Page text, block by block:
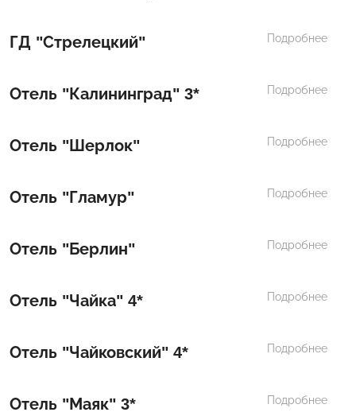
ГД "Стрелецкий" Подробнее
Отель "Калининград" 3* Подробнее
Отель "Шерлок" Подробнее
Отель "Гламур" Подробнее
Отель "Берлин" Подробнее
Отель "Чайка" 4* Подробнее
Отель "Чайковский" 4* Подробнее
Отель "Маяк" 3* Подробнее